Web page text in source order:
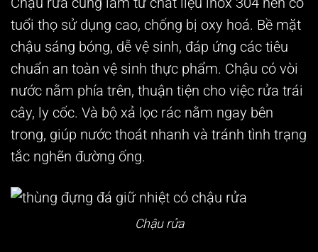
tuổi thọ sử dụng cao, chống bị oxy hoá. Bề mặt
chậu sáng bóng, dễ vệ sinh, đáp ứng các tiêu
chuẩn an toàn vệ sinh thực phẩm. Chậu có vòi
nước nằm phía trên, thuận tiện cho việc rửa trái
cây, ly cốc. Và bộ xả lọc rác nằm ngay bên
trong, giúp nước thoát nhanh và tránh tình trạng
tắc nghẽn đường ống.
Chậu rửa